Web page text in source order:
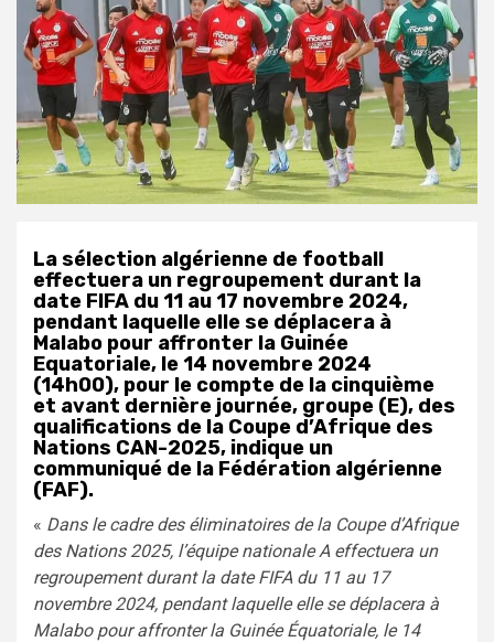
La sélection algérienne de football
effectuera un regroupement durant la
date FIFA du 11 au 17 novembre 2024,
pendant laquelle elle se déplacera à
Malabo pour affronter la Guinée
Equatoriale, le 14 novembre 2024
(14h00), pour le compte de la cinquième
et avant dernière journée, groupe (E), des
qualifications de la Coupe d’Afrique des
Nations CAN-2025, indique un
communiqué de la Fédération algérienne
(FAF).
« Dans le cadre des éliminatoires de la Coupe d’Afrique
des Nations 2025, l’équipe nationale A effectuera un
regroupement durant la date FIFA du 11 au 17
novembre 2024, pendant laquelle elle se déplacera à
Malabo pour affronter la Guinée Équatoriale, le 14